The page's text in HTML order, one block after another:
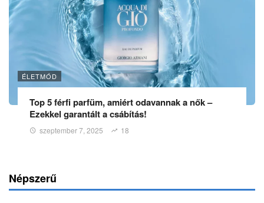
ÉLETMÓD
Top 5 férfi parfüm, amiért odavannak a nők –
Ezekkel garantált a csábítás!
szeptember 7, 2025 18
Népszerű